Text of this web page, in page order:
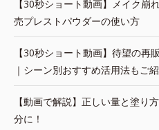
【30秒ショート動画】メイク崩
売プレストパウダーの使い方
【30秒ショート動画】待望の再
｜シーン別おすすめ活用法もご紹
【動画で解説】正しい量と塗り
分に！